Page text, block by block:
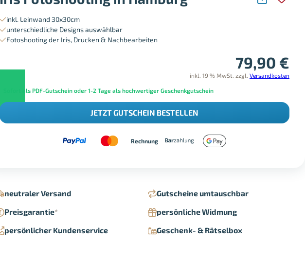
inkl. Leinwand 30x30cm
unterschiedliche Designs auswählbar
Fotoshooting der Iris, Drucken & Nachbearbeiten
79,90 €
inkl. 19 % MwSt. zzgl. Versandkosten
Sofort als PDF-Gutschein oder 1-2 Tage als hochwertiger Geschenkgutschein
JETZT GUTSCHEIN BESTELLEN
Rechnung
neutraler Versand
Gutscheine umtauschbar
Preisgarantie*
persönliche Widmung
persönlicher Kundenservice
Geschenk- & Rätselbox